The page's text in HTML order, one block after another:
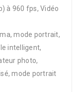
à 960 fps, Vidéo
mode portrait,
intelligent,
photo,
mode portrait